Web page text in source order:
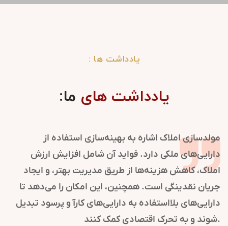
یادداشت ها :
یادداشت های ما:
روابط عمومی در سازمان‌ها نقش کلیدی در شکل‌گیری و
حفظ تصویر مثبت دارد. این فرایند با مدیریت ارتباطات و
اطلاع‌رسانی، اعتماد و شهرت سازمان را تقویت می‌کند.
استراتژی‌های روابط عمومی به موقعیت‌یابی برند کمک
کرده و پیام‌های مهم سازمانی را به ذینفعان می‌رسانند.
همچنین، در مواقع بحران، روابط عمومی کلیدی است تا